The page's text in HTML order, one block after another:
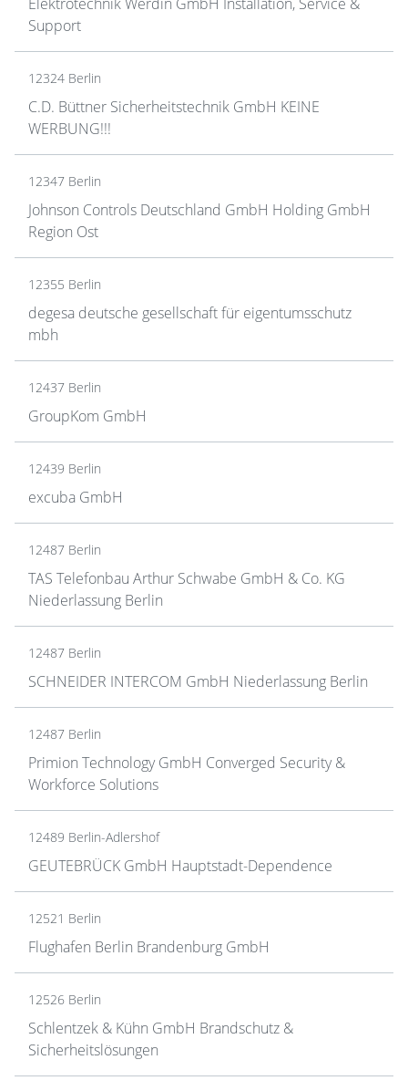
Support
12324 Berlin
C.D. Büttner Sicherheitstechnik GmbH KEINE
WERBUNG!!!
12347 Berlin
Johnson Controls Deutschland GmbH Holding GmbH
Region Ost
12355 Berlin
degesa deutsche gesellschaft für eigentumsschutz
mbh
12437 Berlin
GroupKom GmbH
12439 Berlin
excuba GmbH
12487 Berlin
TAS Telefonbau Arthur Schwabe GmbH & Co. KG
Niederlassung Berlin
12487 Berlin
SCHNEIDER INTERCOM GmbH Niederlassung Berlin
12487 Berlin
Primion Technology GmbH Converged Security &
Workforce Solutions
12489 Berlin-Adlershof
GEUTEBRÜCK GmbH Hauptstadt-Dependence
12521 Berlin
Flughafen Berlin Brandenburg GmbH
12526 Berlin
Schlentzek & Kühn GmbH Brandschutz &
Sicherheitslösungen